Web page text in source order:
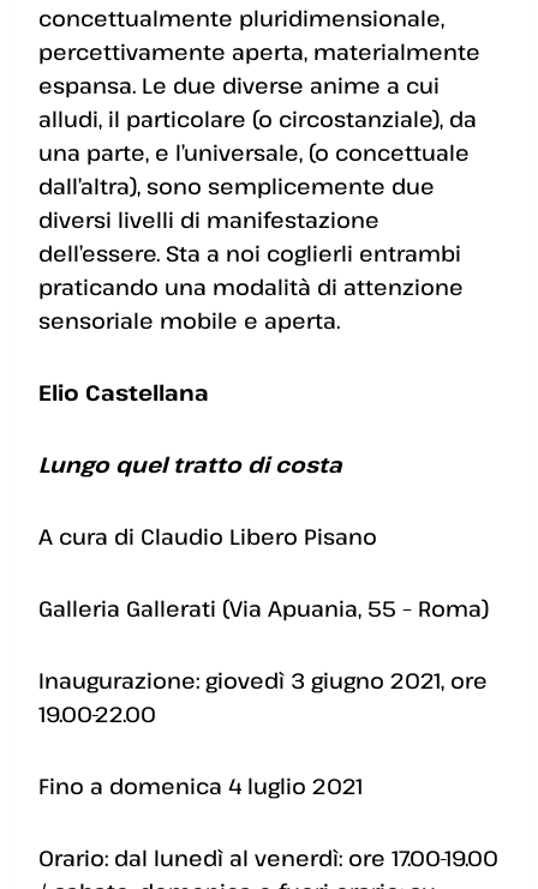
concettualmente pluridimensionale,
percettivamente aperta, materialmente
espansa. Le due diverse anime a cui
alludi, il particolare (o circostanziale), da
una parte, e l’universale, (o concettuale
dall’altra), sono semplicemente due
diversi livelli di manifestazione
dell’essere. Sta a noi coglierli entrambi
praticando una modalità di attenzione
sensoriale mobile e aperta.
Elio Castellana
Lungo quel tratto di costa
A cura di Claudio Libero Pisano
Galleria Gallerati (Via Apuania, 55 – Roma)
Inaugurazione: giovedì 3 giugno 2021, ore
19.00-22.00
Fino a domenica 4 luglio 2021
Orario: dal lunedì al venerdì: ore 17.00-19.00